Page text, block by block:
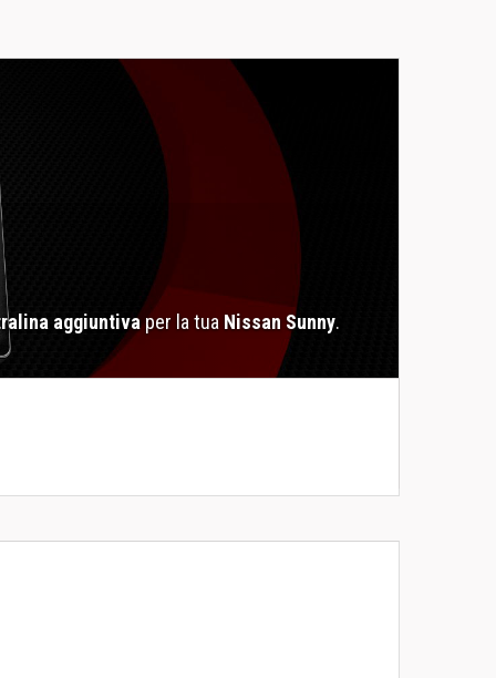
aggiuntiva per la tua Nissan Sunny.